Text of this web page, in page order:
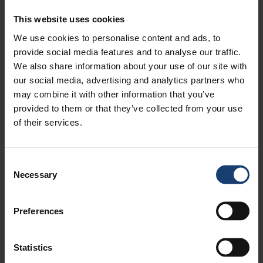
This website uses cookies
We use cookies to personalise content and ads, to
provide social media features and to analyse our traffic.
We also share information about your use of our site with
our social media, advertising and analytics partners who
may combine it with other information that you’ve
provided to them or that they’ve collected from your use
of their services.
Selection
Necessary
Preferences
Statistics
huhtikuu, 20203
helmikuu, 2020
tammikuu, 20202
marraskuu, 20191
syyskuu, 2019
kesäkuu, 20192
toukokuu, 20191
huhtikuu, 2019
syyskuu, 2018
toukokuu, 2018
marraskuu, 2017